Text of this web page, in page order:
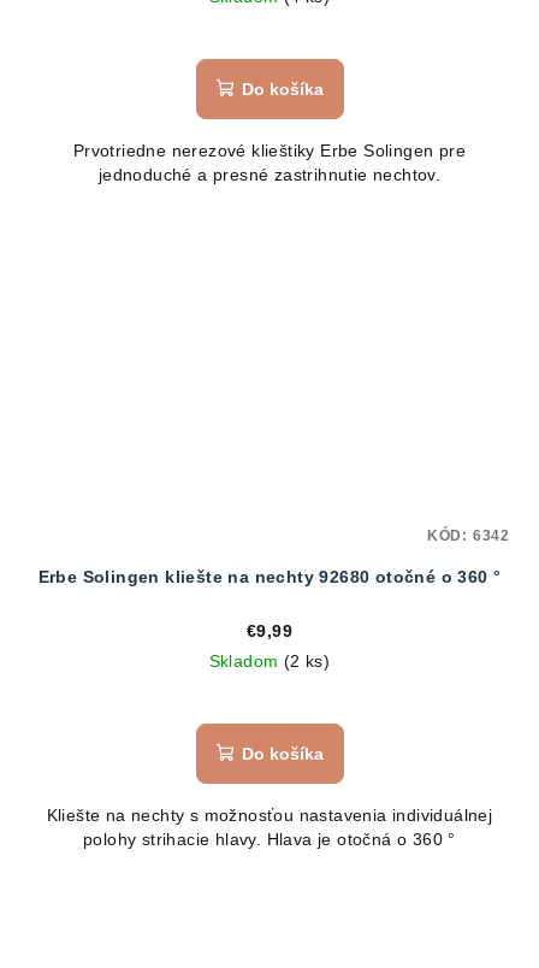
Do košíka
Prvotriedne nerezové klieštiky Erbe Solingen pre
jednoduché a presné zastrihnutie nechtov.
Erbe Solingen kliešte na nechty 92680 otočné o 360 °
€9,99
Skladom (2 ks)
Do košíka
Kliešte na nechty s možnosťou nastavenia individuálnej
polohy strihacie hlavy. Hlava je otočná o 360 °
KÓD: 6342